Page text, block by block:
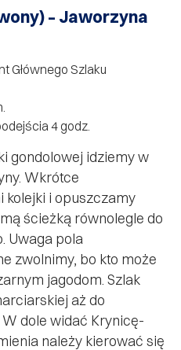
– Jaworzyna
Głównego Szlaku
4 godz.
gondolowej idziemy w
Wkrótce
kolejki i opuszczamy
ścieżką równolegle do
Uwaga pola
zwolnimy, bo kto może
jagodom. Szlak
aż do
W dole widać Krynicę-
należy kierować się